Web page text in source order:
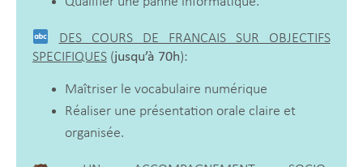
DES COURS DE FRANCAIS SUR OBJECTIFS
SPECIFIQUES (jusqu’à 70h):
Maîtriser le vocabulaire numérique
Réaliser une présentation orale claire et
organisée.